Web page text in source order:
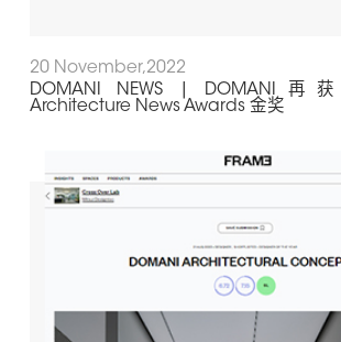
20 November,2022
DOMANI NEWS | DOMANI再
Architecture News Awards 金奖